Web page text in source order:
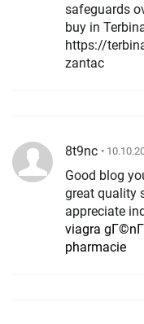
safeguards
buy in
https://
zantac
8t9nc •
Good blog
great quality
appreciate
viagra
pharmacie